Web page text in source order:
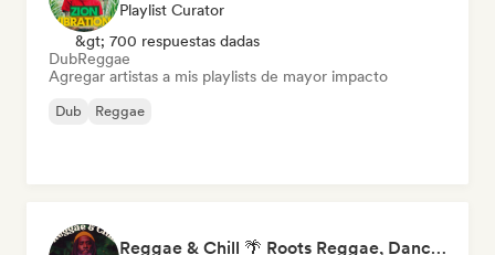
Playlist Curator
&gt; 700 respuestas dadas
DubReggae
Agregar artistas a mis playlists de mayor impacto
Dub Reggae
Reggae & Chill 🌴 Roots Reggae, Dancehall & Dub